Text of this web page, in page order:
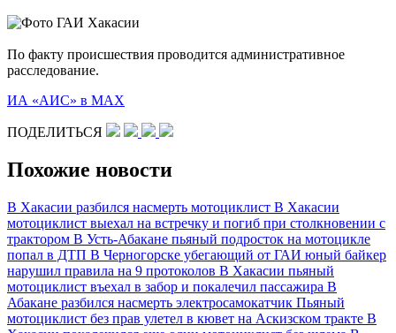
По факту происшествия проводится административное
расследование.
ИА «АИС» в МАХ
ПОДЕЛИТЬСЯ
Похожие новости
В Хакасии разбился насмерть мотоциклист В Хакасии
мотоциклист выехал на встречку и погиб при столкновении с
трактором В Усть‑Абакане пьяный подросток на мотоцикле
попал в ДТП В Черногорске убегающий от ГАИ юный байкер
нарушил правила на 9 протоколов В Хакасии пьяный
мотоциклист въехал в забор и покалечил пассажира В
Абакане разбился насмерть электросамокатчик Пьяный
мотоциклист без прав улетел в кювет на Аскизском тракте В